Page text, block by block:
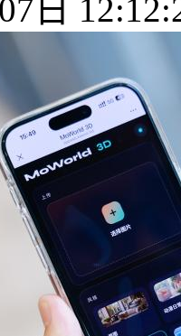
日